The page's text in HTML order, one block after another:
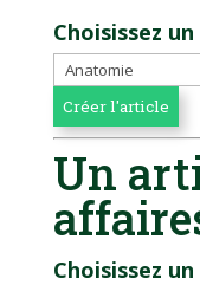
Choisissez
Un
Choisissez